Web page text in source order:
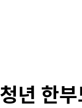
청년 한